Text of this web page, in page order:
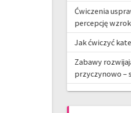
Ćwiczenia
percepcję
Jak ćwiczyć
Zabawy
przyczynowo –